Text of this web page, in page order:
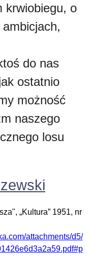
krwiobiegu, o
do nas
ostatnio
możność
naszego
losu
„Kultura” 1951, nr
attachments/d5/